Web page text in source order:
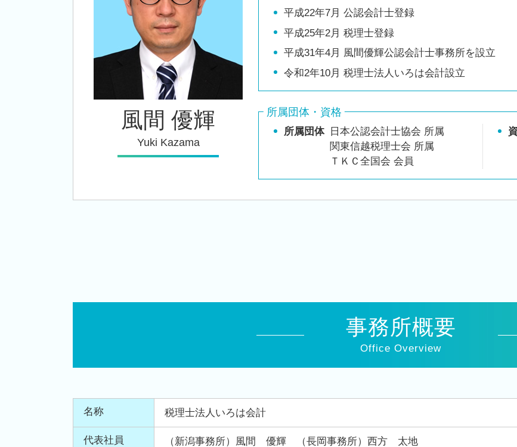
風間 優輝
Yuki Kazama
平成22年7月 公認会計士登録
平成25年2月 税理士登録
平成31年4月 風間優輝公認会計士事務所を設立
令和2年10月 税理士法人いろは会計設立
所属団体・資格
所属団体
日本公認会計士協会 所属
関東信越税理士会 所属
ＴＫＣ全国会 会員
事務所概要
Office Overview
名称 税理士法人いろは会計
代表社員 （新潟事務所）風間 優輝 （長岡事務所）西方 太地